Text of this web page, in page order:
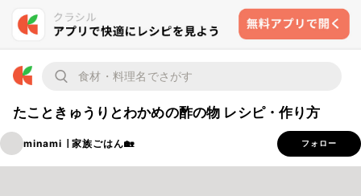
たこときゅうりとわかめの酢の物 レシピ・作り方
minami ∣ 家族ごはん🏡 フォロー